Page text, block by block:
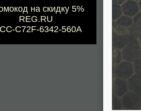
на скидку 5%
REG.RU
C72F-6342-560A